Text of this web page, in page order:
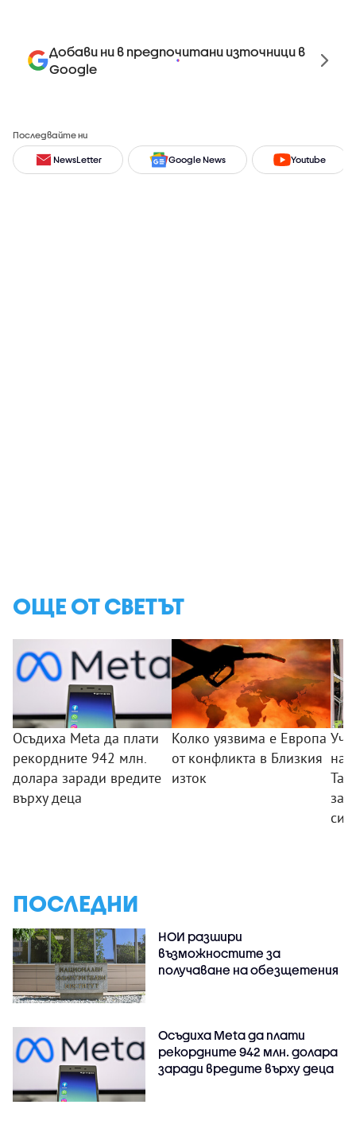
Добави ни в предпочитани източници в
Google
Последвайте ни
NewsLetter Google News Youtube
ОЩЕ ОТ СВЕТЪТ
Осъдиха Meta да плати
рекордните 942 млн.
долара заради вредите
върху деца
Колко уязвима е Европа
от конфликта в Близкия
изток
си
ПОСЛЕДНИ
НОИ разшири
възможностите за
получаване на обезщетения
Осъдиха Meta да плати
рекордните 942 млн. долара
заради вредите върху деца